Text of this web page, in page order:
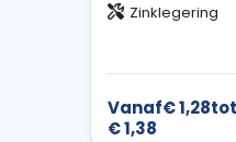
Zinklegering
Vanaf€ 1,28tot
€ 1,38